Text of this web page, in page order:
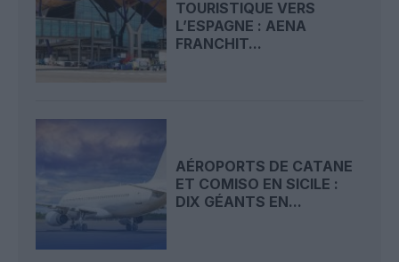
TOURISTIQUE VERS
L’ESPAGNE : AENA
FRANCHIT...
AÉROPORTS DE CATANE
ET COMISO EN SICILE :
DIX GÉANTS EN...